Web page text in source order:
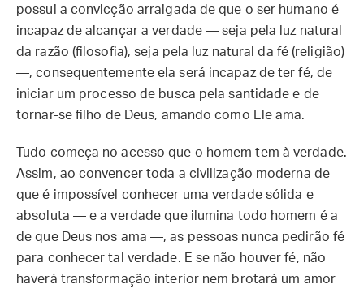
possui a convicção arraigada de que o ser humano é
incapaz de alcançar a verdade — seja pela luz natural
da razão (filosofia), seja pela luz natural da fé (religião)
—, consequentemente ela será incapaz de ter fé, de
iniciar um processo de busca pela santidade e de
tornar-se filho de Deus, amando como Ele ama.
Tudo começa no acesso que o homem tem à verdade.
Assim, ao convencer toda a civilização moderna de
que é impossível conhecer uma verdade sólida e
absoluta — e a verdade que ilumina todo homem é a
de que Deus nos ama —, as pessoas nunca pedirão fé
para conhecer tal verdade. E se não houver fé, não
haverá transformação interior nem brotará um amor